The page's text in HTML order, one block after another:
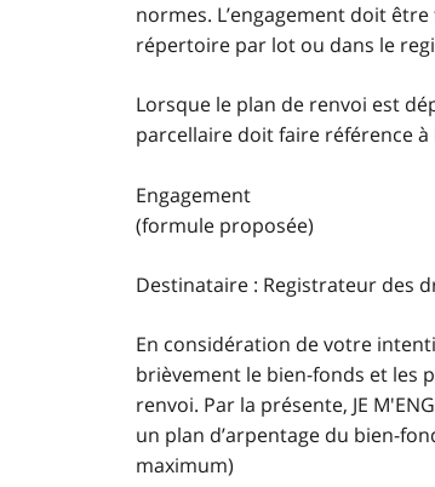
normes. L’engagement doit
répertoire par lot ou dans le
Lorsque le plan de renvoi est
parcellaire doit faire référence
Engagement
(formule proposée)
Destinataire : Registrateur des
En considération de votre
brièvement le bien-fonds et les
renvoi. Par la présente, JE
un plan d’arpentage du bien-
maximum)